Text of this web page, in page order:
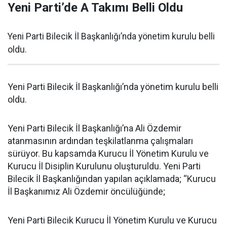
Yeni Parti’de A Takımı Belli Oldu
Yeni Parti Bilecik İl Başkanlığı’nda yönetim kurulu belli
oldu.
Yeni Parti Bilecik İl Başkanlığı’nda yönetim kurulu belli
oldu.
Yeni Parti Bilecik İl Başkanlığı’na Ali Özdemir
atanmasının ardından teşkilatlanma çalışmaları
sürüyor. Bu kapsamda Kurucu İl Yönetim Kurulu ve
Kurucu İl Disiplin Kurulunu oluşturuldu. Yeni Parti
Bilecik İl Başkanlığından yapılan açıklamada; “Kurucu
İl Başkanımız Ali Özdemir öncülüğünde;
Yeni Parti Bilecik Kurucu İl Yönetim Kurulu ve Kurucu